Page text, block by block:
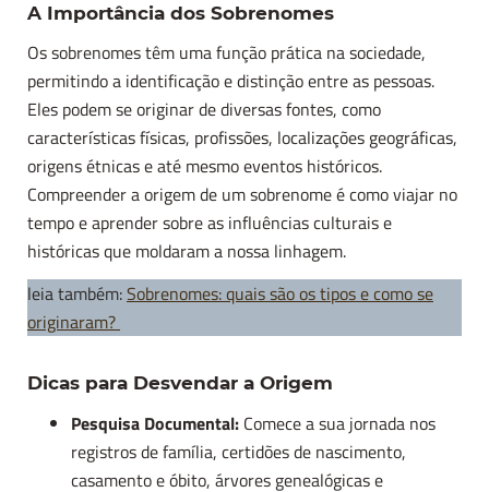
A Importância dos Sobrenomes
Os sobrenomes têm uma função prática na sociedade,
permitindo a identificação e distinção entre as pessoas.
Eles podem se originar de diversas fontes, como
características físicas, profissões, localizações geográficas,
origens étnicas e até mesmo eventos históricos.
Compreender a origem de um sobrenome é como viajar no
tempo e aprender sobre as influências culturais e
históricas que moldaram a nossa linhagem.
leia também:Sobrenomes: quais são os tipos e como se
originaram?
Dicas para Desvendar a Origem
Pesquisa Documental: Comece a sua jornada nos
registros de família, certidões de nascimento,
casamento e óbito, árvores genealógicas e